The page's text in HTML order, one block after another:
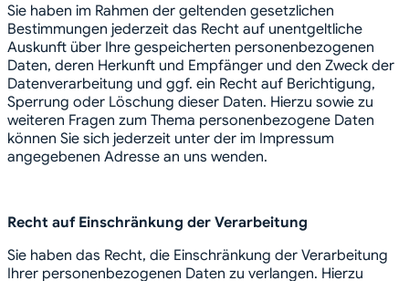
Sie haben im Rahmen der geltenden gesetzlichen
Bestimmungen jederzeit das Recht auf unentgeltliche
Auskunft über Ihre gespeicherten personenbezogenen
Daten, deren Herkunft und Empfänger und den Zweck der
Datenverarbeitung und ggf. ein Recht auf Berichtigung,
Sperrung oder Löschung dieser Daten. Hierzu sowie zu
weiteren Fragen zum Thema personenbezogene Daten
können Sie sich jederzeit unter der im Impressum
angegebenen Adresse an uns wenden.
Recht auf Einschränkung der Verarbeitung
Sie haben das Recht, die Einschränkung der Verarbeitung
Ihrer personenbezogenen Daten zu verlangen. Hierzu